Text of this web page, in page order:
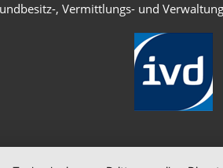
, Vermittlungs- und